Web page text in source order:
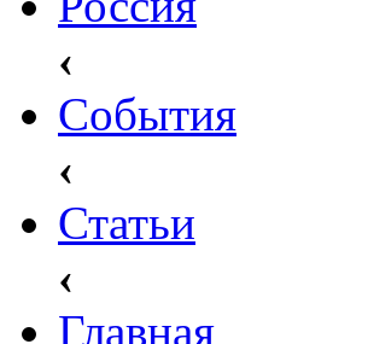
‹
События
‹
Статьи
‹
Главная